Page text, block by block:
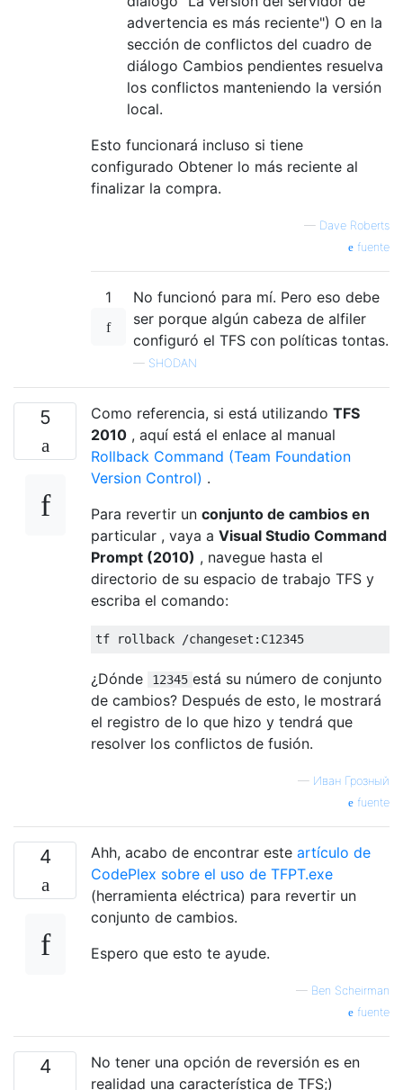
advertencia es más reciente") O en la
sección de conflictos del cuadro de
diálogo Cambios pendientes resuelva
los conflictos manteniendo la versión
local.
Esto funcionará incluso si tiene
configurado Obtener lo más reciente al
finalizar la compra.
— Dave Roberts
fuente
1
No funcionó para mí. Pero eso debe
ser porque algún cabeza de alfiler
configuró el TFS con políticas tontas.
— SHODAN
5 Como referencia, si está utilizando TFS
2010 , aquí está el enlace al manual
Rollback Command (Team Foundation
Version Control) .
Para revertir un conjunto de cambios en
particular , vaya a Visual Studio Command
Prompt (2010) , navegue hasta el
directorio de su espacio de trabajo TFS y
escriba el comando:
¿Dónde 12345 está su número de conjunto
de cambios? Después de esto, le mostrará
el registro de lo que hizo y tendrá que
resolver los conflictos de fusión.
— Иван Грозный
fuente
4 Ahh, acabo de encontrar este artículo de
CodePlex sobre el uso de TFPT.exe
(herramienta eléctrica) para revertir un
conjunto de cambios.
Espero que esto te ayude.
— Ben Scheirman
fuente
4
No tener una opción de reversión es en
realidad una característica de TFS;)